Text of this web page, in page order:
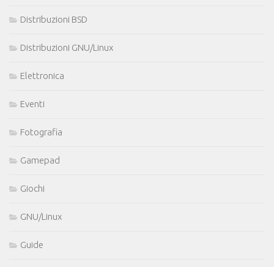
Distribuzioni BSD
Distribuzioni GNU/Linux
Elettronica
Eventi
Fotografia
Gamepad
Giochi
GNU/Linux
Guide